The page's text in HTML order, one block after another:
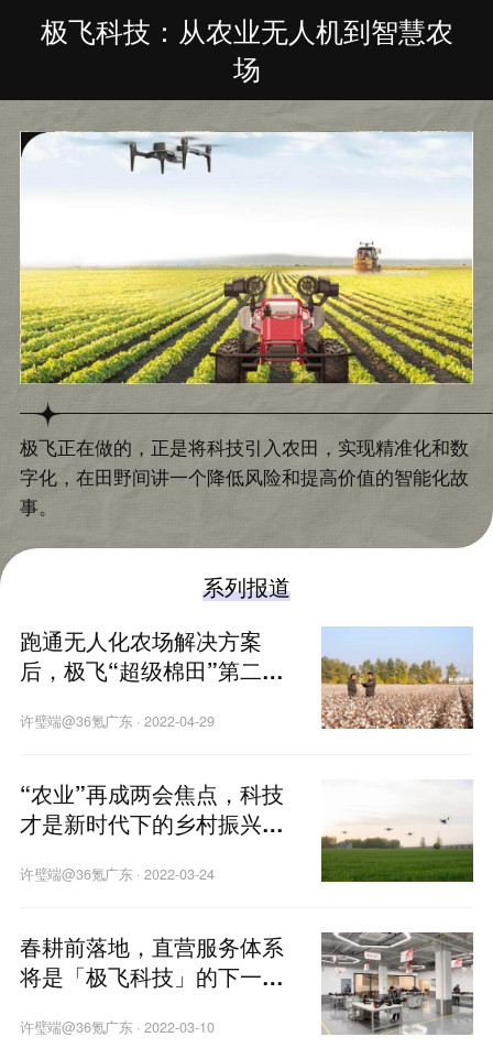
极飞科技：从农业无人机到智慧农
场
极飞正在做的，正是将科技引入农田，实现精准化和数
字化，在田野间讲一个降低风险和提高价值的智能化故
事。
系列报道
跑通无人化农场解决方案
后，极飞“超级棉田”第二季
许璧端@36氪广东· 2022-04-29
“农业”再成两会焦点，科技
才是新时代下的乡村振兴之
许璧端@36氪广东· 2022-03-24
春耕前落地，直营服务体系
将是「极飞科技」的下一道
许璧端@36氪广东· 2022-03-10